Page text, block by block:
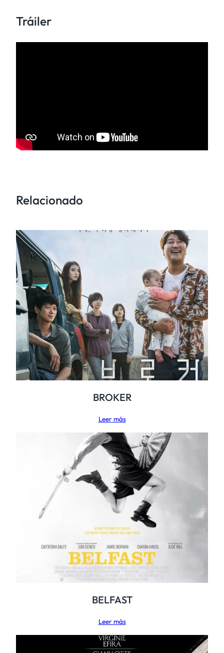
Tráiler
Relacionado
BROKER
Leer más
BELFAST
Leer más